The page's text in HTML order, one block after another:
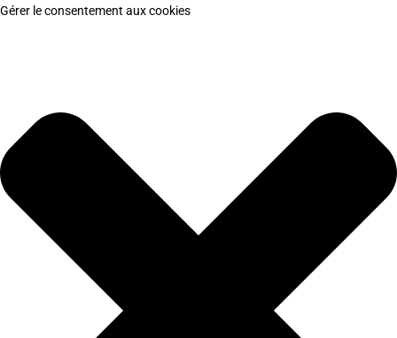
Gérer le consentement aux cookies